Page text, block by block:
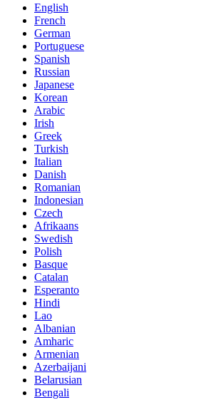
English
French
German
Portuguese
Spanish
Russian
Japanese
Korean
Arabic
Irish
Greek
Turkish
Italian
Danish
Romanian
Indonesian
Czech
Afrikaans
Swedish
Polish
Basque
Catalan
Esperanto
Hindi
Lao
Albanian
Amharic
Armenian
Azerbaijani
Belarusian
Bengali